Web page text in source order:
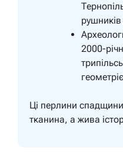
2000-
Ці перлини
тканина, а жива